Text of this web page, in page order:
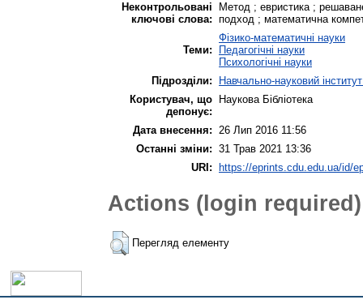
Неконтрольовані
ключові слова:
Метод ; евристика ;
подход ; математична
Теми:
Фізико-математичні науки
Педагогічні науки
Психологічні науки
Підрозділи:
Навчально-науковий
Користувач, що
депонує:
Наукова Бібліотека
Дата внесення: 26 Лип 2016 11:56
Останні зміни: 31 Трав 2021 13:36
URI:
https://eprints.cdu.edu.ua/id/
Actions (login required)
Перегляд елементу